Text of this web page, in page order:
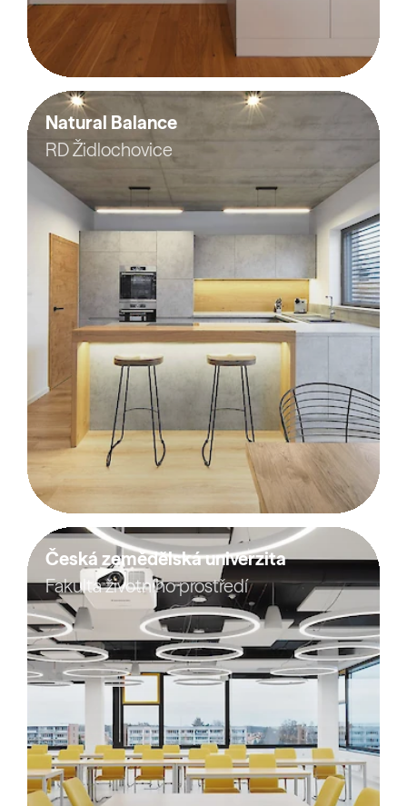
Natural Balance
RD Židlochovice
Česká zemědělská univerzita
Fakulta životního prostředí